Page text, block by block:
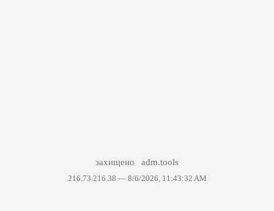
захищено adm.tools
216.73.216.38 — 8/6/2026, 11:43:32 AM